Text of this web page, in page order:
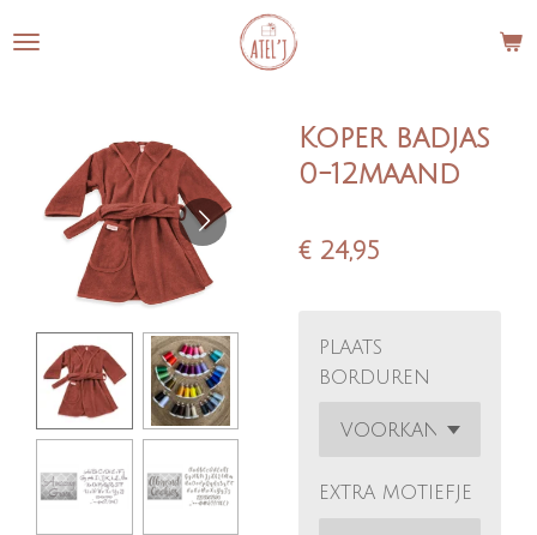
direct
hoofdinhoud
Koper badjas
0-12maand
€ 24,95
plaats
borduren
extra motiefje